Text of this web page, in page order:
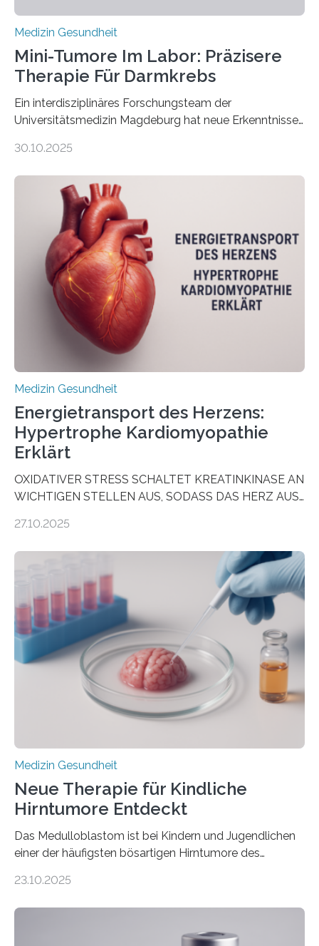
Medizin Gesundheit
Mini-Tumore Im Labor: Präzisere
Therapie Für Darmkrebs
Ein interdisziplinäres Forschungsteam der
Universitätsmedizin Magdeburg hat neue Erkenntnisse
behandelt werden kann. In ihrer aktuellen Studie,
Oncology, zeigen die Forschenden, dass Mini-Tumore
aus Gewebe von Patientinnen und Patienten –
sogenannte Organoide – genutzt werden können, um
vorab zu prüfen, welche Medikamente am besten
wirken. Dabei wurde ein Eiweiß identifiziert, das künftig
als Biomarker für die Wahl der passenden Therapie
dienen könnte. Darmkrebs zählt weltweit zu den
häufigsten Krebsarten und stellt…
30.10.2025
Medizin Gesundheit
Energietransport des Herzens:
Hypertrophe Kardiomyopathie
Erklärt
OXIDATIVER STRESS SCHALTET KREATINKINASE AN
WICHTIGEN STELLEN AUS, SODASS DAS HERZ AUS
aus dem Deutschen Zentrum für Herzinsuffizienz
im Journal Circulation, warum der Energietransport bei
der Hypertrophen Kardiomyopathie (HCM) versagen
kann und wie sich durch eine Verringerung der
Herzbelastung und des oxidativen Stresses
Rhythmusstörungen reduzieren lassen. Würzburg. Die
hypertrophe Kardiomyopathie (HCM) ist die häufigste
erblich bedingte Herzerkrankung. Sie führt dazu, dass
sich die linke Herzkammer verdickt, der Herzmuskel zu
stark kontrahiert…
27.10.2025
Medizin Gesundheit
Neue Therapie für Kindliche
Hirntumore Entdeckt
Das Medulloblastom ist bei Kindern und Jugendlichen
einer der häufigsten bösartigen Hirntumore des
Betroffenen können mit heutigen Methoden geheilt
Dringend benötigt werden zielgerichtete Therapien, die
23.10.2025